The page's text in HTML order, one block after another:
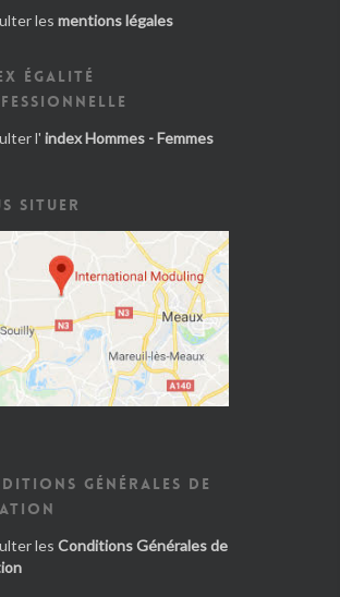
les mentions légales
ÉGALITÉ
l' index Hommes - Femmes
SITUER
GÉNÉRALES DE
les Conditions Générales de